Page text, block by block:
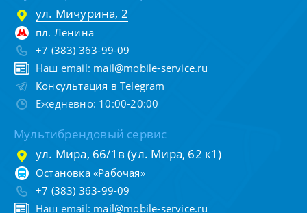
ул. Мичурина, 2
пл. Ленина
+7 (383) 363-99-09
Наш email: mail@mobile-service.ru
Консультация в Telegram
Ежедневно: 10:00-20:00
Мультибрендовый сервис
ул. Мира, 66/1в (ул. Мира, 62 к1)
Остановка «Рабочая»
+7 (383) 363-99-09
Наш email: mail@mobile-service.ru